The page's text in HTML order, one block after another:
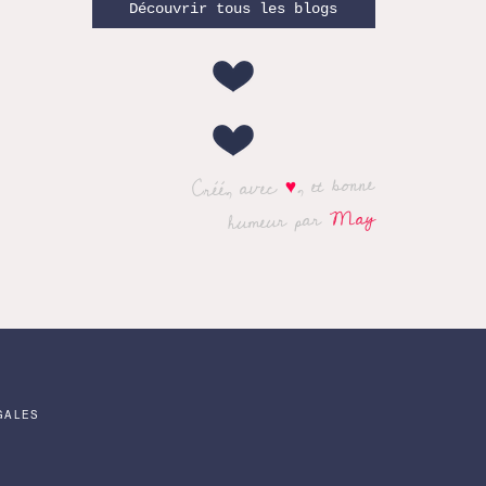
Découvrir tous les blogs
Créé, avec♥, et bonne
humeur parMay